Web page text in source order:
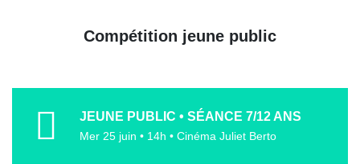
Compétition jeune public
JEUNE PUBLIC • SÉANCE 7/12 ANS
Mer 25 juin • 14h • Cinéma Juliet Berto